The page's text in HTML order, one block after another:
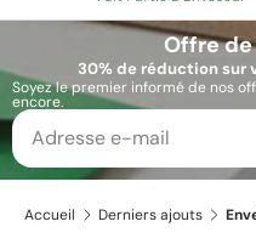
Recherche
Rechercher Offre
30% de réduction sur
Soyez le premier informé de nos
encore.
Accueil Derniers ajouts